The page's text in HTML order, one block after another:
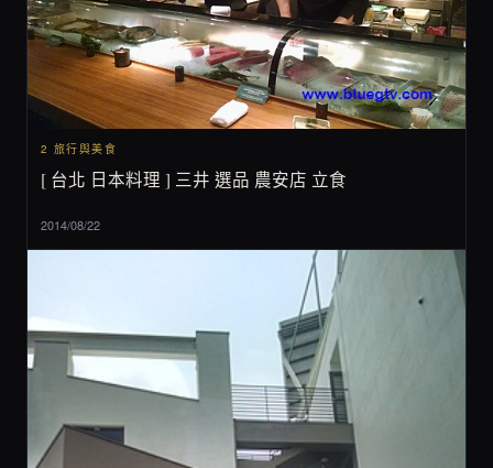
2 旅行與美食
[ 台北 日本料理 ] 三井 選品 農安店 立食
2014/08/22